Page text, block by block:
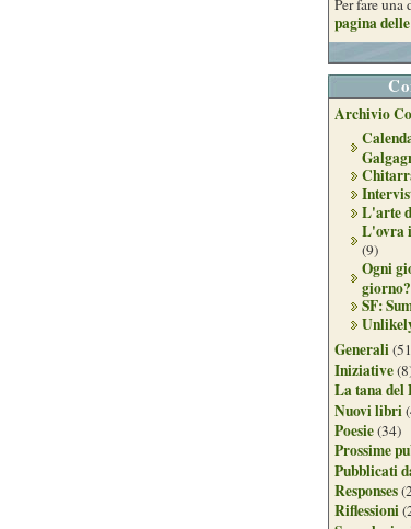
Per fare
pagina
Archivio
L'arte
L'ovra
(9)
Ogni
giorno?
SF:
Generali
Iniziative
La tana del
Nuovi libri
Poesie(34)
Prossime
Pubblicati
Responses
Riflessioni